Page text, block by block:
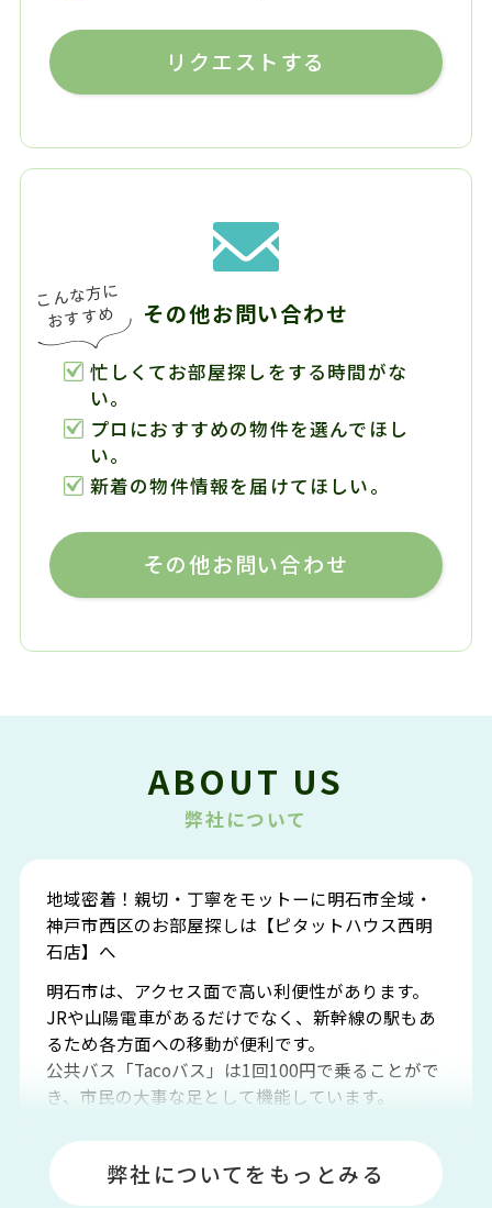
リクエストする
その他お問い合わせ
忙しくてお部屋探しをする時間がな
い。
プロにおすすめの物件を選んでほし
い。
新着の物件情報を届けてほしい。
その他お問い合わせ
ABOUT US
弊社について
地域密着！親切・丁寧をモットーに明石市全域・
神戸市西区のお部屋探しは【ピタットハウス西明
石店】へ
明石市は、アクセス面で高い利便性があります。
JRや山陽電車があるだけでなく、新幹線の駅もあ
るため各方面への移動が便利です。
公共バス「Tacoバス」は1回100円で乗ることがで
き、市民の大事な足として機能しています。
場や釣りスポットが多くあります。JR「大久保
駅」周辺には、ビブレ・イオンをはじめとした買
い物施設も多くあり、買い物にも困りません。
弊社についてをもっとみる